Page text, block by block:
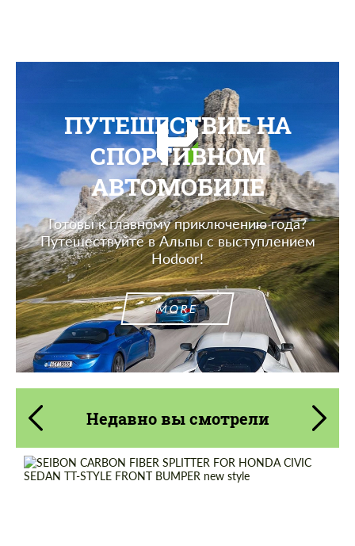
ПУТЕШЕСТВИЕ НА
СПОРТИВНОМ
АВТОМОБИЛЕ
Готовы к главному приключению года?
Путешествуйте в Альпы с выступлением
Hodoor!
MORE
Недавно вы смотрели